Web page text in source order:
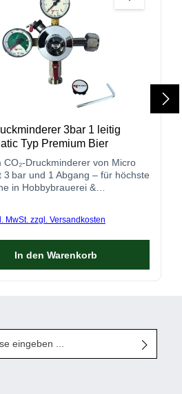
3bar 1 leitig
Typ Premium Bier
CO₂-Druckminderer von Micro
3 bar und 1 Abgang – für höchste
in Hobbybrauerei &
Preis:
MwSt. zzgl. Versandkosten
In den Warenkorb